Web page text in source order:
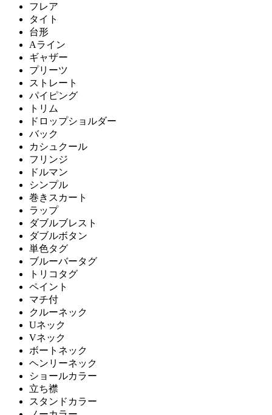
フレア
タイト
台形
Aライン
ギャザー
プリーツ
ストレート
パイピング
トリム
ドロップショルダー
バック
カシュクール
フリンジ
ドルマン
シンプル
巻きスカート
ラップ
ダブルブレスト
ダブルボタン
単色タグ
ブルーバータグ
トリコタグ
ペイント
マチ付
クルーネック
Uネック
Vネック
ボートネック
ヘンリーネック
ショールカラー
立ち襟
スタンドカラー